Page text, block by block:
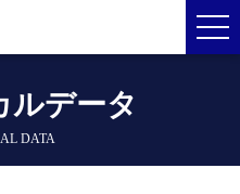
ルデータ
DATA